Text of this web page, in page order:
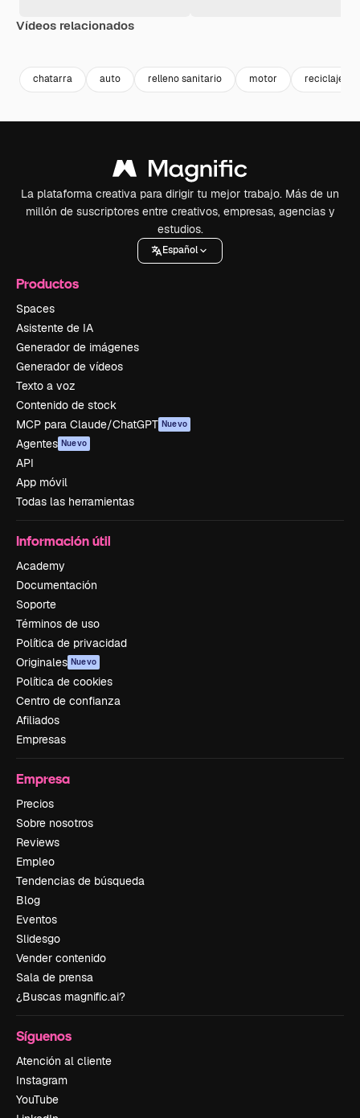
Vídeos relacionados
chatarra auto relleno sanitario motor reciclaje
La plataforma creativa para dirigir tu mejor trabajo. Más de un
millón de suscriptores entre creativos, empresas, agencias y
estudios.
Español
Productos
Spaces
Asistente de IA
Generador de imágenes
Generador de vídeos
Texto a voz
Contenido de stock
MCP para Claude/ChatGPT Nuevo
Agentes Nuevo
API
App móvil
Todas las herramientas
Información útil
Academy
Documentación
Soporte
Términos de uso
Política de privacidad
Originales Nuevo
Política de cookies
Centro de confianza
Afiliados
Empresas
Empresa
Precios
Sobre nosotros
Reviews
Empleo
Tendencias de búsqueda
Blog
Eventos
Slidesgo
Vender contenido
Sala de prensa
¿Buscas magnific.ai?
Síguenos
Atención al cliente
Instagram
YouTube